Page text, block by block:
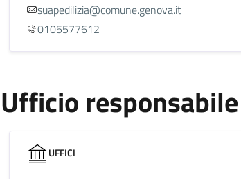
suapedilizia@comune.genova.it
0105577612
Ufficio responsabile
UFFICI